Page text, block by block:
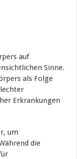
auf
Sinne.
als Folge
Erkrankungen
um
die